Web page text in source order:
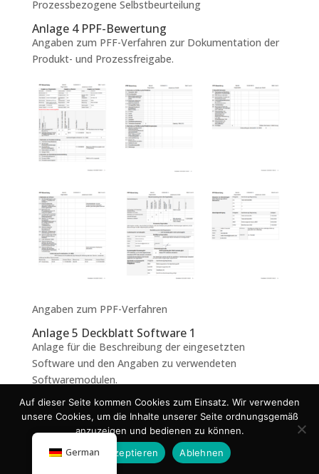
Prozessbezogene Selbstbeurteilung
Anlage 4 PPF-Bewertung
Angaben zum PFF-Verfahren zur Dokumentation der
Produkt- und Prozessfreigabe.
Angaben zum PPF-Verfahren
Anlage 5 Deckblatt Software 1
Anlage für die Beschreibung der eingesetzten
Software und den Angaben zu verwendeten
Softwaremodulen.
German
Auf dieser Seite kommen Cookies zum Einsatz. Wir verwenden
unsere Cookies, um die Inhalte unserer Seite ordnungsgemäß
anzuzeigen und bedienen zu können.
Akzeptieren
Ablehnen